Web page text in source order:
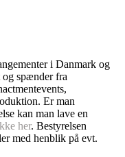
i Danmark og
og spænder fra
Er man
kan man lave en
her. Bestyrelsen
med henblik på evt.